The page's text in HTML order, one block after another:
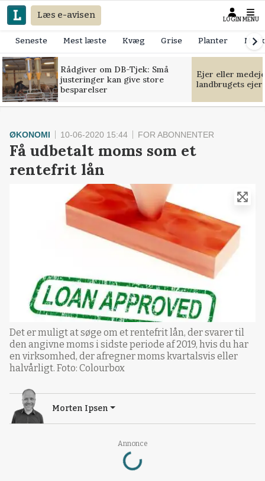
Læs e-avisen LOGIN MENU
Seneste Mest læste Kvæg Grise Planter
Rådgiver om DB-Tjek: Små
justeringer kan give store
besparelser
Ejer eller
landbrugets
Annonce
Loading...
ØKONOMI 10-06-2020 15:44 FOR ABONNENTER
Få udbetalt moms som et
rentefrit lån
Det er muligt at søge om et rentefrit lån, der svarer til
den angivne moms i sidste periode af 2019, hvis du har
en virksomhed, der afregner moms kvartalsvis eller
halvårligt. Foto: Colourbox
Morten Ipsen